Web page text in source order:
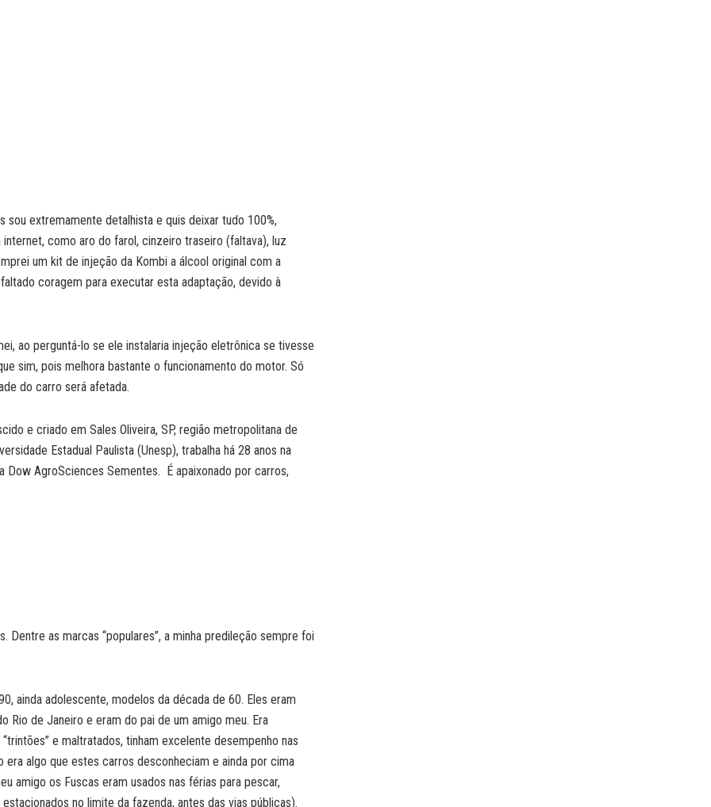
extremamente detalhista e quis deixar tudo 100%,
como aro do farol, cinzeiro traseiro (faltava), luz
um kit de injeção da Kombi a álcool original com a
coragem para executar esta adaptação, devido à
ao perguntá-lo se ele instalaria injeção eletrônica se tivesse
sim, pois melhora bastante o funcionamento do motor. Só
do carro será afetada.
e criado em Sales Oliveira, SP, região metropolitana de
Estadual Paulista (Unesp), trabalha há 28 anos na
Dow AgroSciences Sementes. É apaixonado por carros,
as marcas “populares”, a minha predileção sempre foi
ainda adolescente, modelos da década de 60. Eles eram
de Janeiro e eram do pai de um amigo meu. Era
e maltratados, tinham excelente desempenho nas
era algo que estes carros desconheciam e ainda por cima
amigo os Fuscas eram usados nas férias para pescar,
no limite da fazenda, antes das vias públicas).